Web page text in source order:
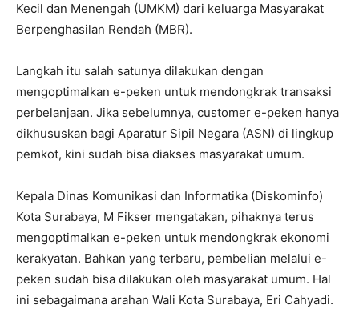
Kecil dan Menengah (UMKM) dari keluarga Masyarakat
Berpenghasilan Rendah (MBR).
Langkah itu salah satunya dilakukan dengan
mengoptimalkan e-peken untuk mendongkrak transaksi
perbelanjaan. Jika sebelumnya, customer e-peken hanya
dikhususkan bagi Aparatur Sipil Negara (ASN) di lingkup
pemkot, kini sudah bisa diakses masyarakat umum.
Kepala Dinas Komunikasi dan Informatika (Diskominfo)
Kota Surabaya, M Fikser mengatakan, pihaknya terus
mengoptimalkan e-peken untuk mendongkrak ekonomi
kerakyatan. Bahkan yang terbaru, pembelian melalui e-
peken sudah bisa dilakukan oleh masyarakat umum. Hal
ini sebagaimana arahan Wali Kota Surabaya, Eri Cahyadi.